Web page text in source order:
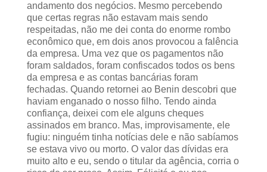
andamento dos negócios. Mesmo percebendo
que certas regras não estavam mais sendo
respeitadas, não me dei conta do enorme rombo
econômico que, em dois anos provocou a falência
da empresa. Uma vez que os pagamentos não
foram saldados, foram confiscados todos os bens
da empresa e as contas bancárias foram
fechadas. Quando retornei ao Benin descobri que
haviam enganado o nosso filho. Tendo ainda
confiança, deixei com ele alguns cheques
assinados em branco. Mas, improvisamente, ele
fugiu: ninguém tinha notícias dele e não sabíamos
se estava vivo ou morto. O valor das dívidas era
muito alto e eu, sendo o titular da agência, corria o